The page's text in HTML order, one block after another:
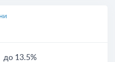
до 13.5%